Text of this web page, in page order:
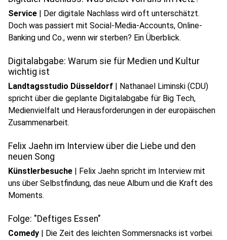
Service | Der digitale Nachlass wird oft unterschätzt.
Doch was passiert mit Social-Media-Accounts, Online-
Banking und Co., wenn wir sterben? Ein Überblick.
play_circleAudio anhören
Digitalabgabe: Warum sie für Medien und Kultur
wichtig ist
Landtagsstudio Düsseldorf | Nathanael Liminski (CDU)
spricht über die geplante Digitalabgabe für Big Tech,
Medienvielfalt und Herausforderungen in der europäischen
Zusammenarbeit.
Felix Jaehn im Interview über die Liebe und den
neuen Song
Künstlerbesuche | Felix Jaehn spricht im Interview mit
uns über Selbstfindung, das neue Album und die Kraft des
Moments.
Folge: "Deftiges Essen"
Comedy | Die Zeit des leichten Sommersnacks ist vorbei.